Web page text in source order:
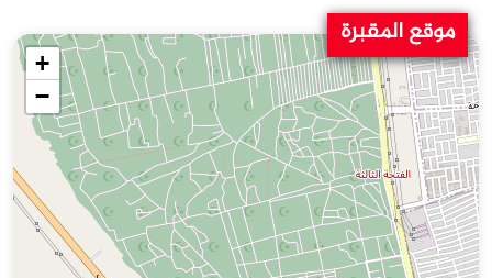
موقع المقبرة
+
−